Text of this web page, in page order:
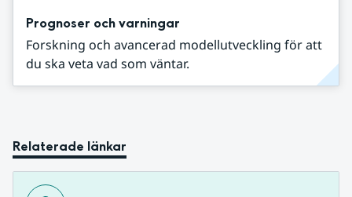
Prognoser och varningar
Forskning och avancerad modellutveckling för att
du ska veta vad som väntar.
Relaterade länkar